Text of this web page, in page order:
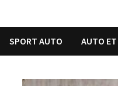
SPORT AUTO AUTO ET